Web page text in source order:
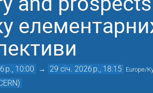
р., 10:00 → 29 січ. 2026 р., 18:15 Europe/